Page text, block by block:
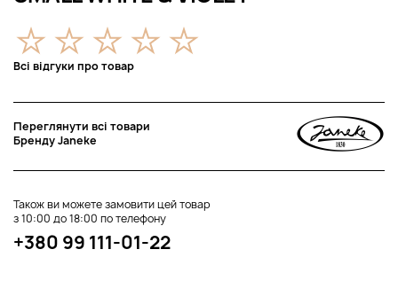
Всі відгуки про товар
Переглянути всі товари
Бренду Janeke
Також ви можете замовити цей товар
з 10:00 до 18:00 по телефону
+380 99 111-01-22